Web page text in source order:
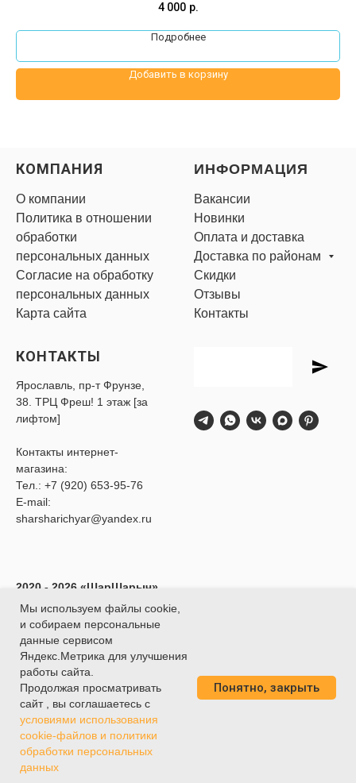
4 000 р.
Подробнее
Добавить в корзину
КОМПАНИЯ
О компании
Политика в отношении
обработки
персональных данных
Согласие на обработку
персональных данных
Карта сайта
ИНФОРМАЦИЯ
Вакансии
Новинки
Оплата и доставка
Доставка по районам
Скидки
Отзывы
Контакты
КОНТАКТЫ
Ярославль, пр-т Фрунзе,
38. ТРЦ Фреш! 1 этаж [за
лифтом]
Контакты интернет-
магазина:
Тел.: +7 (920) 653-95-76
E-mail:
sharsharichyar@yandex.ru
2020 - 2026 «ШарШарыч»
- Доставка воздушных
шаров в Ярославле.
ИП Глибина Ксения
Юрьевна
ИНН 760414438188
ОГРНИП 320762700039451
Мы используем файлы cookie,
и собираем персональные
данные сервисом
Яндекс.Метрика для улучшения
работы сайта.
Продолжая просматривать
сайт , вы соглашаетесь с
условиями использования
cookie-файлов и политики
обработки персональных
данных
Понятно, закрыть
Made on